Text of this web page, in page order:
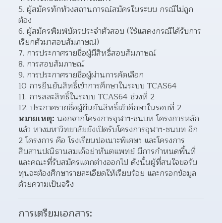
5. ผู้สมัครทักท้วงสถานการณ์สมัครในระบบ กรณีไม่ถูก
ต้อง
6. ผู้สมัครพิมพ์บัตรประจำตัวสอบ (ใช้แสดงกรณีได้รับการ
เรียกตัวมาสอบสัมภาษณ์)
7. การประกาศรายชื่อผู้มีสิทธิ์สอบสัมภาษณ์
8. การสอบสัมภาษณ์
9. การประกาศรายชื่อผู้ผ่านการคัดเลือก
10 การยืนยันสิทธิ์เข้าการศึกษาในระบบ TCAS64
11. การสละสิทธิ์ในระบบ TCAS64 ช่วงที่ 2
12. ประกาศรายชื่อผู้ยืนยันสิทธิ์เข้าศึกษาในรอบที่ 2
หมายเหตุ: นอกจากโครงการจุฬาฯ-ชนบท โครงการหลัก
แล้ว ทางมหาวิทยาลัยยังเปิดรับโครงการจุฬาฯ-ชนบท อีก
2 โครงการ คือ โรงเรียนปอเนาะพิเศษฯ และโครงการ
สืบสานปณิธานสมเด็จย่าทันตแพทย์ มีการกำหนดพื้นที่
และคณะที่รับสมัครแตกต่างออกไป ดังนั้นผู้ที่สนใจขอรับ
ทุนจะต้องศึกษารายละเอียดให้เรียบร้อย และกรอกข้อมูล
ด้วยความเป็นจริง
การเตรียมเอกสาร: